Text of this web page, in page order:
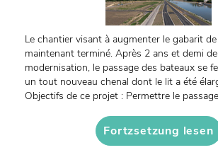
Le chantier visant à augmenter le gabarit
maintenant terminé. Après 2 ans et demi
modernisation, le passage des bateaux se
un tout nouveau chenal dont le lit a été
Objectifs de ce projet : Permettre le
Fortzsetzung lesen